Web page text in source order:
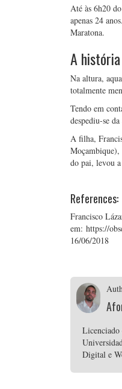
Até às 6h20
apenas 24
Maratona.
A
Na altura,
totalmente
Tendo em
despediu-se
A filha,
Moçambique),
do pai, levou
References:
Francisco
em: https://
16/06/2018
Licenciado
Digital e